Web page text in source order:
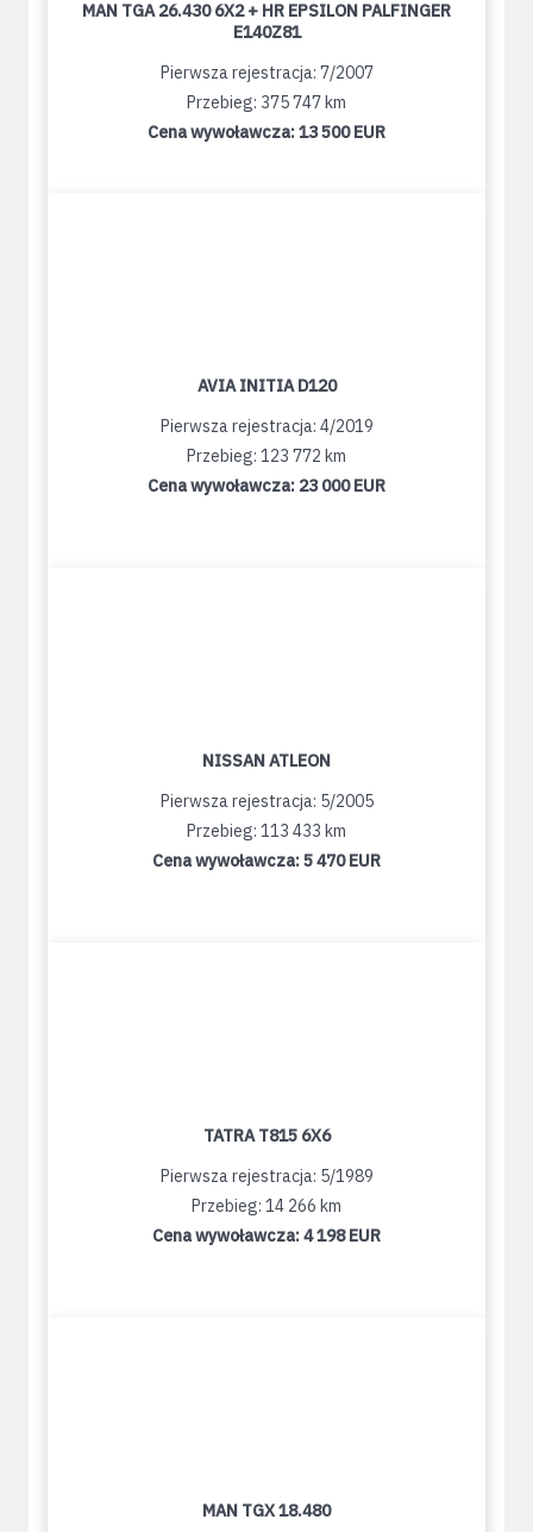
MAN TGA 26.430 6X2 + HR EPSILON PALFINGER
E140Z81
Pierwsza rejestracja: 7/2007
Przebieg: 375 747 km
Cena wywoławcza:13 500 EUR
AVIA INITIA D120
Pierwsza rejestracja: 4/2019
Przebieg: 123 772 km
Cena wywoławcza: 23 000 EUR
NISSAN ATLEON
Pierwsza rejestracja: 5/2005
Przebieg: 113 433 km
Cena wywoławcza:5 470 EUR
TATRA T815 6X6
Pierwsza rejestracja: 5/1989
Przebieg: 14 266 km
Cena wywoławcza:4 198 EUR
MAN TGX 18.480